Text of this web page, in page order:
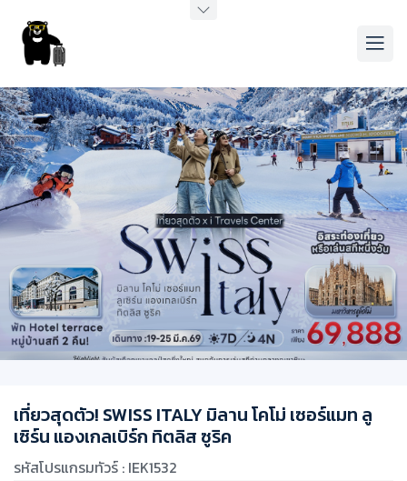
เที่ยวสุดตัว! SWISS ITALY มิลาน โคโม่ เซอร์แมท ลู
เซิร์น แองเกลเบิร์ก ทิตลิส ซูริค
รหัสโปรแกรมทัวร์ : IEK1532